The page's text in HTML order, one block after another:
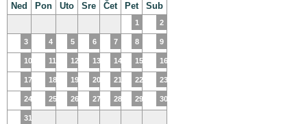
Ned
Pon Uto Sre Čet Pet Sub
1 2
3 4 5 6 7 8 9
10 11 12 13 14 15 16
17 18 19 20 21 22 23
24 25 26 27 28 29 30
31